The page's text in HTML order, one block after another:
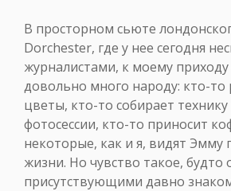
В просторном сьюте
Dorchester, где у нее сегодня
журналистами, к моему приходу
довольно много народу: кто-то
цветы, кто-то собирает технику
фотосессии, кто-то приносит
некоторые, как и я, видят Эмму
жизни. Но чувство такое, будто
присутствующими давно